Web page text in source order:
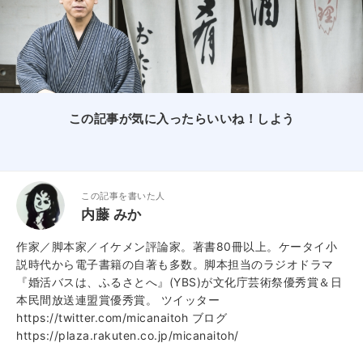
この記事が気に入ったらいいね！しよう
この記事を書いた人
内藤 みか
作家／脚本家／イケメン評論家。著書80冊以上。ケータイ小
説時代から電子書籍の自著も多数。脚本担当のラジオドラマ
『婚活バスは、ふるさとへ』(YBS)が文化庁芸術祭優秀賞＆日
本民間放送連盟賞優秀賞。 ツイッター
https://twitter.com/micanaitoh ブログ
https://plaza.rakuten.co.jp/micanaitoh/